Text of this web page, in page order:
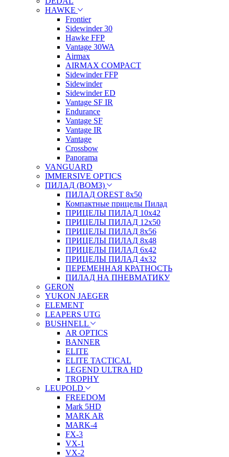
HAWKE
Frontier
Sidewinder 30
Hawke FFP
Vantage 30WA
Airmax
AIRMAX COMPACT
Sidewinder FFP
Sidewinder
Sidewinder ED
Vantage SF IR
Endurance
Vantage SF
Vantage IR
Vantage
Crossbow
Panorama
VANGUARD
IMMERSIVE OPTICS
ПИЛАД (ВОМЗ)
ПИЛАД OREST 8х50
Компактные прицелы Пилад
ПРИЦЕЛЫ ПИЛАД 10х42
ПРИЦЕЛЫ ПИЛАД 12х50
ПРИЦЕЛЫ ПИЛАД 8х56
ПРИЦЕЛЫ ПИЛАД 8х48
ПРИЦЕЛЫ ПИЛАД 6х42
ПРИЦЕЛЫ ПИЛАД 4х32
ПЕРЕМЕННАЯ КРАТНОСТЬ
ПИЛАД НА ПНЕВМАТИКУ
GERON
YUKON JAEGER
ELEMENT
LEAPERS UTG
BUSHNELL
AR OPTICS
BANNER
ELITE
ELITE TACTICAL
LEGEND ULTRA HD
TROPHY
LEUPOLD
FREEDOM
Mark 5HD
MARK AR
MARK-4
FX-3
VX-1
VX-2